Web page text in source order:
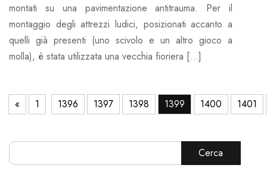
montati su una pavimentazione antitrauma. Per il
montaggio degli attrezzi ludici, posizionati accanto a
quelli già presenti (uno scivolo e un altro gioco a
molla), è stata utilizzata una vecchia fioriera […]
« 1 1396 1397 1398 1399 1400 1401
Cerca